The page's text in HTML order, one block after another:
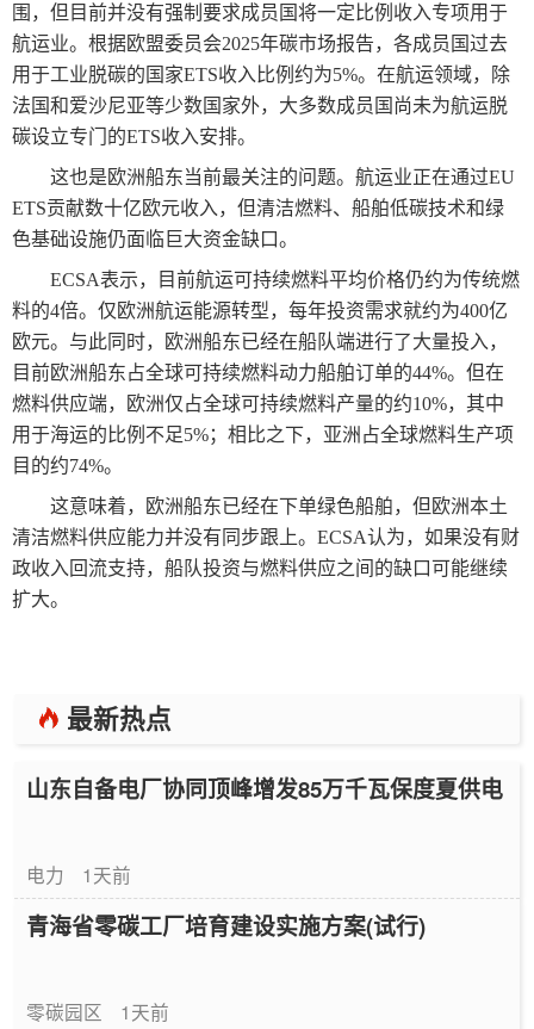
围，但目前并没有强制要求成员国将一定比例收入专项用于
航运业。根据欧盟委员会2025年碳市场报告，各成员国过去
用于工业脱碳的国家ETS收入比例约为5%。在航运领域，除
法国和爱沙尼亚等少数国家外，大多数成员国尚未为航运脱
碳设立专门的ETS收入安排。
这也是欧洲船东当前最关注的问题。航运业正在通过EU
ETS贡献数十亿欧元收入，但清洁燃料、船舶低碳技术和绿
色基础设施仍面临巨大资金缺口。
ECSA表示，目前航运可持续燃料平均价格仍约为传统燃
料的4倍。仅欧洲航运能源转型，每年投资需求就约为400亿
欧元。与此同时，欧洲船东已经在船队端进行了大量投入，
目前欧洲船东占全球可持续燃料动力船舶订单的44%。但在
燃料供应端，欧洲仅占全球可持续燃料产量的约10%，其中
用于海运的比例不足5%；相比之下，亚洲占全球燃料生产项
目的约74%。
这意味着，欧洲船东已经在下单绿色船舶，但欧洲本土
清洁燃料供应能力并没有同步跟上。ECSA认为，如果没有财
政收入回流支持，船队投资与燃料供应之间的缺口可能继续
扩大。
最新热点
山东自备电厂协同顶峰增发85万千瓦保度夏供电
电力 1天前
青海省零碳工厂培育建设实施方案(试行)
零碳园区 1天前